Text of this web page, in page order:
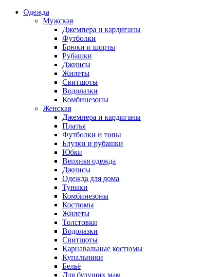
Одежда
Мужская
Джемпера и кардиганы
Футболки
Брюки и шорты
Рубашки
Джинсы
Жилеты
Свитшоты
Водолазки
Комбинезоны
Женская
Джемпера и кардиганы
Платья
Футболки и топы
Блузки и рубашки
Юбки
Верхняя одежда
Джинсы
Одежда для дома
Туники
Комбинезоны
Костюмы
Жилеты
Толстовки
Водолазки
Свитшоты
Карнавальные костюмы
Купальники
Бельё
Для будущих мам